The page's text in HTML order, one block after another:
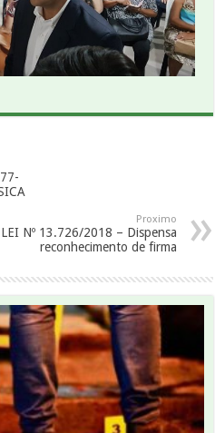
Proximo
LEI Nº 13.726/2018 – Dispensa
reconhecimento de firma